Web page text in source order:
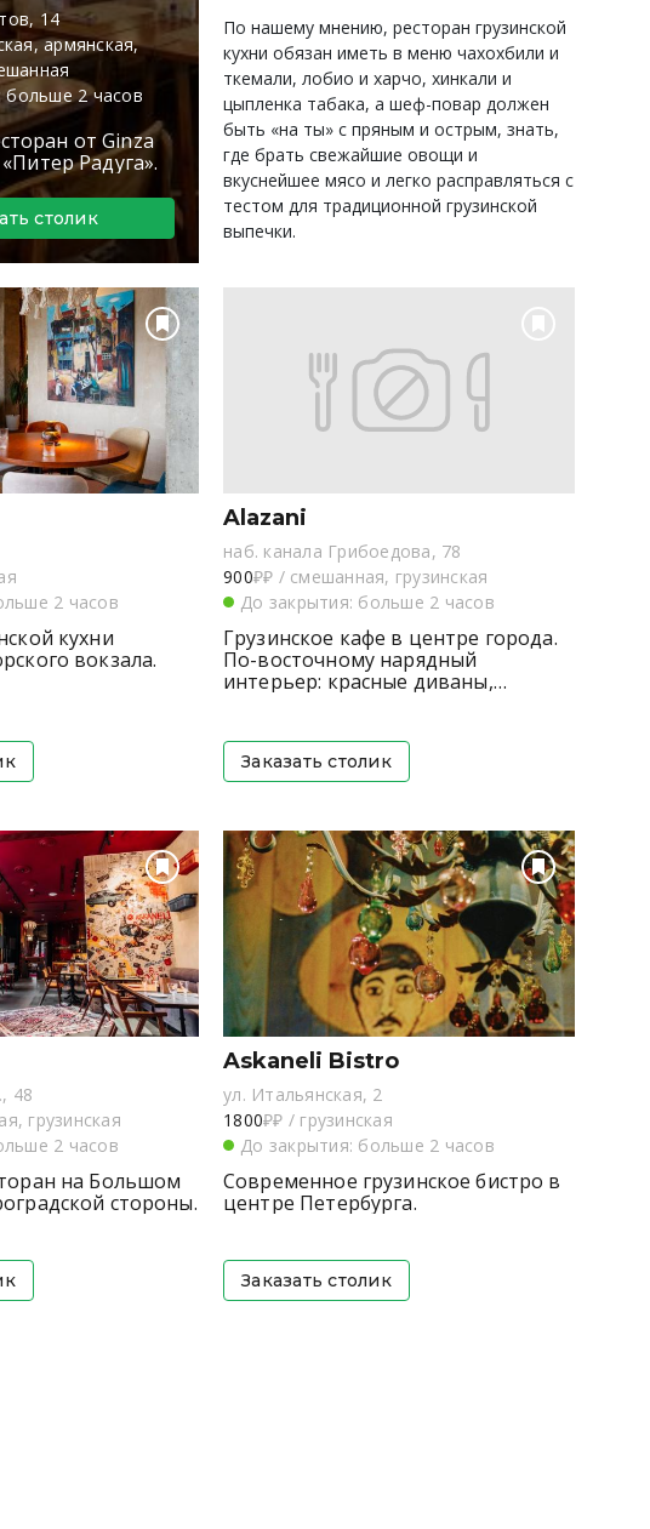
14
армянская,
больше 2 часов
от Ginza
Радуга».
столик
2 часов
кухни
вокзала.
Alazani
наб. канала Грибоедова, 78
900₽₽ / смешанная, грузинская
До закрытия: больше 2 часов
Грузинское кафе в центре города.
По-восточному нарядный
интерьер: красные диваны,
Заказать столик
48
грузинская
2 часов
на Большом
стороны.
Askaneli Bistro
ул. Итальянская, 2
1800₽₽ / грузинская
До закрытия: больше 2 часов
Современное грузинское бистро в
центре Петербурга.
Заказать столик
По нашему мнению, ресторан грузинской
кухни обязан иметь в меню чахохбили и
ткемали, лобио и харчо, хинкали и
цыпленка табака, а шеф-повар должен
быть «на ты» с пряным и острым, знать,
где брать свежайшие овощи и
вкуснейшее мясо и легко расправляться с
тестом для традиционной грузинской
выпечки.